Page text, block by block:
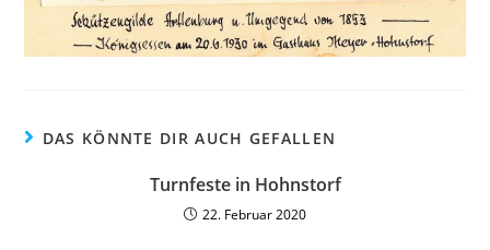
DAS KÖNNTE DIR AUCH GEFALLEN
Turnfeste in Hohnstorf
22. Februar 2020